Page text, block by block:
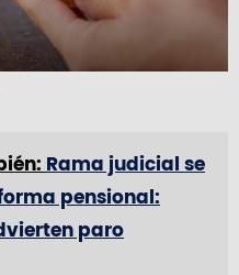
Rama judicial se
pensional:
paro